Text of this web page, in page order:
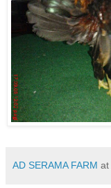
AD SERAMA FARM at